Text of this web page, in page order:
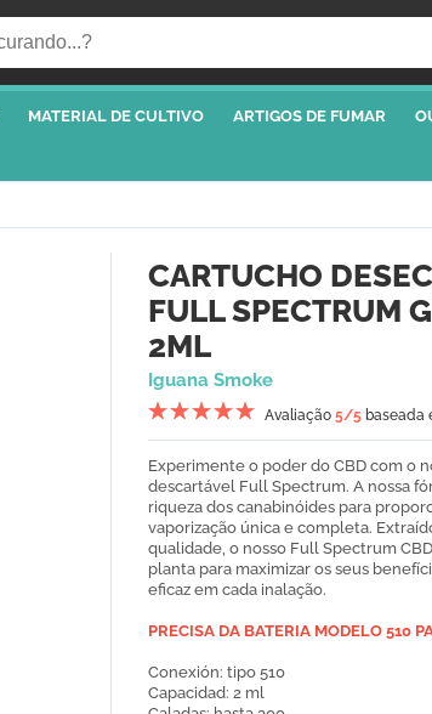
MATERIAL DE CULTIVO ARTIGOS DE FUMAR
CARTUCHO
FULL SPECTRUM
2ML
Iguana Smoke
Avaliação 5/5 baseada
Experimente o poder do CBD com o
descartável Full Spectrum. A nossa
riqueza dos canabinóides para
vaporização única e completa.
qualidade, o nosso Full Spectrum
planta para maximizar os seus
eficaz em cada inalação.
PRECISA DA BATERIA MODELO 510
Conexión: tipo 510
Capacidad: 2 ml